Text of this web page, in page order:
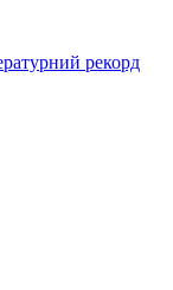
рекорд